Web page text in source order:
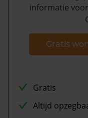
informatie
Gratis
Gratis
Altijd